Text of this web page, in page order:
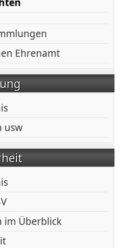
Ehrenamt
usw
im Überblick